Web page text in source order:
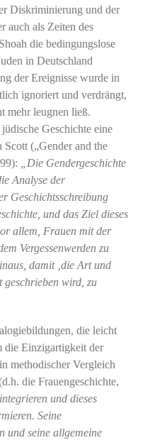
Diskriminierung und der
auch als Zeiten des
die bedingungslose
in Deutschland
der Ereignisse wurde in
ignoriert und verdrängt,
mehr leugnen ließ.
Geschichte eine
(„Gender and the
„Die Gendergeschichte
Analyse der
Geschichtsschreibung
und das Ziel dieses
allem, Frauen mit der
Vergessenwerden zu
damit ‚die Art und
geschrieben wird, zu
die leicht
die Einzigartigkeit der
methodischer Vergleich
die Frauengeschichte,
und dieses
Seine
und seine allgemeine